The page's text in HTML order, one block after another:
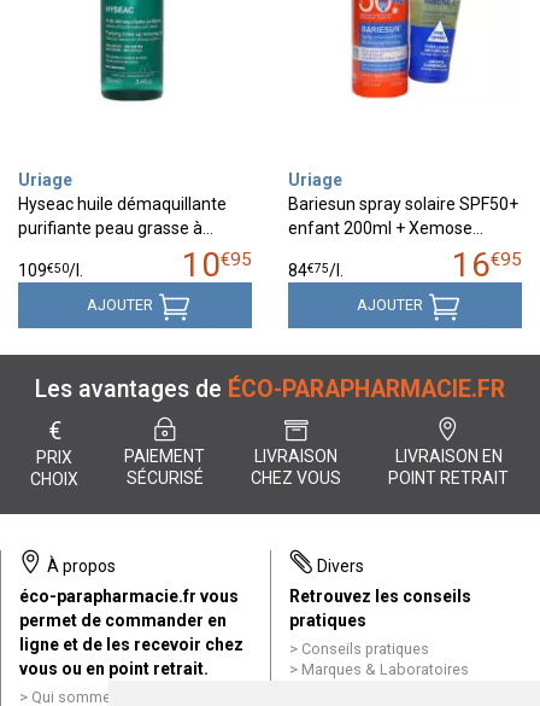
Uriage
Hyseac huile démaquillante
purifiante peau grasse à…
10€95
109€50/
AJOUTER
Uriage
Bariesun spray solaire SPF50+
enfant 200ml + Xemose…
16€95
84€75/
AJOUTER
Les avantages de ÉCO-PARAPHARMACIE.FR
€
PRIX
CHOIX
PAIEMENT
SÉCURISÉ
LIVRAISON
CHEZ VOUS
LIVRAISON EN
POINT RETRAIT
À propos
éco-parapharmacie.fr vous
permet de commander en
ligne et de les recevoir chez
vous ou en point retrait.
Qui sommes nous ?
Divers
Retrouvez les conseils
pratiques
Conseils pratiques
Marques & Laboratoires